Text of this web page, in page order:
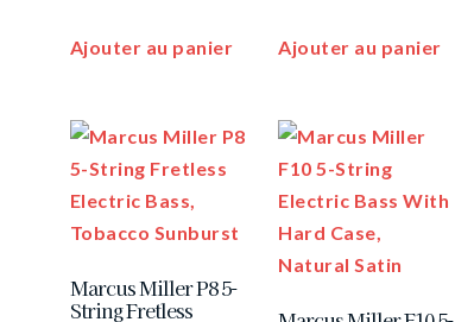
Ajouter au panier Ajouter au panier
Marcus Miller P8 5-
String Fretless